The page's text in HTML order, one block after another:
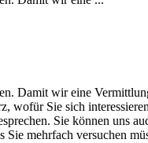
Damit wir eine
Sie sich
Sie können uns
mehrfach versuchen